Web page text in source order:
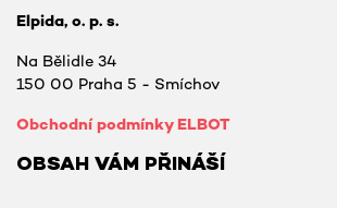
Elpida, o. p. s.
Na Bělidle 34
150 00 Praha 5 - Smíchov
Obchodní podmínky ELBOT
OBSAH VÁM PŘINÁŠÍ